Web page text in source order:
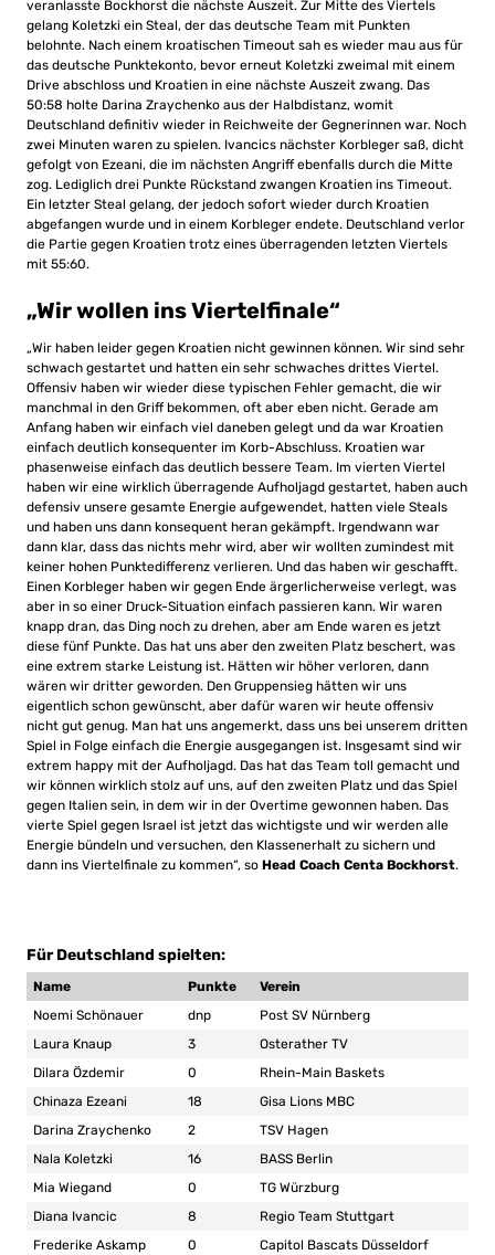
veranlasste Bockhorst die nächste Auszeit. Zur Mitte des Viertels
gelang Koletzki ein Steal, der das deutsche Team mit Punkten
belohnte. Nach einem kroatischen Timeout sah es wieder mau aus für
das deutsche Punktekonto, bevor erneut Koletzki zweimal mit einem
Drive abschloss und Kroatien in eine nächste Auszeit zwang. Das
50:58 holte Darina Zraychenko aus der Halbdistanz, womit
Deutschland definitiv wieder in Reichweite der Gegnerinnen war. Noch
zwei Minuten waren zu spielen. Ivancics nächster Korbleger saß, dicht
gefolgt von Ezeani, die im nächsten Angriff ebenfalls durch die Mitte
zog. Lediglich drei Punkte Rückstand zwangen Kroatien ins Timeout.
Ein letzter Steal gelang, der jedoch sofort wieder durch Kroatien
abgefangen wurde und in einem Korbleger endete. Deutschland verlor
die Partie gegen Kroatien trotz eines überragenden letzten Viertels
mit 55:60.
„Wir wollen ins Viertelfinale“
„Wir haben leider gegen Kroatien nicht gewinnen können. Wir sind sehr
schwach gestartet und hatten ein sehr schwaches drittes Viertel.
Offensiv haben wir wieder diese typischen Fehler gemacht, die wir
manchmal in den Griff bekommen, oft aber eben nicht. Gerade am
Anfang haben wir einfach viel daneben gelegt und da war Kroatien
einfach deutlich konsequenter im Korb-Abschluss. Kroatien war
phasenweise einfach das deutlich bessere Team. Im vierten Viertel
haben wir eine wirklich überragende Aufholjagd gestartet, haben auch
defensiv unsere gesamte Energie aufgewendet, hatten viele Steals
und haben uns dann konsequent heran gekämpft. Irgendwann war
dann klar, dass das nichts mehr wird, aber wir wollten zumindest mit
keiner hohen Punktedifferenz verlieren. Und das haben wir geschafft.
Einen Korbleger haben wir gegen Ende ärgerlicherweise verlegt, was
aber in so einer Druck-Situation einfach passieren kann. Wir waren
knapp dran, das Ding noch zu drehen, aber am Ende waren es jetzt
diese fünf Punkte. Das hat uns aber den zweiten Platz beschert, was
eine extrem starke Leistung ist. Hätten wir höher verloren, dann
wären wir dritter geworden. Den Gruppensieg hätten wir uns
eigentlich schon gewünscht, aber dafür waren wir heute offensiv
nicht gut genug. Man hat uns angemerkt, dass uns bei unserem dritten
Spiel in Folge einfach die Energie ausgegangen ist. Insgesamt sind wir
extrem happy mit der Aufholjagd. Das hat das Team toll gemacht und
wir können wirklich stolz auf uns, auf den zweiten Platz und das Spiel
gegen Italien sein, in dem wir in der Overtime gewonnen haben. Das
vierte Spiel gegen Israel ist jetzt das wichtigste und wir werden alle
Energie bündeln und versuchen, den Klassenerhalt zu sichern und
dann ins Viertelfinale zu kommen“, so Head Coach Centa Bockhorst.
Für Deutschland spielten:
Name Punkte
Verein
Noemi Schönauer
dnp
Post SV Nürnberg
Laura Knaup
3
Osterather TV
Dilara Özdemir
0
Rhein-Main Baskets
Chinaza Ezeani
18
Gisa Lions MBC
Darina Zraychenko
2
TSV Hagen
Nala Koletzki
16
BASS Berlin
Mia Wiegand
0
TG Würzburg
Diana Ivancic
8
Regio Team Stuttgart
Frederike Askamp
0
Capitol Bascats Düsseldorf